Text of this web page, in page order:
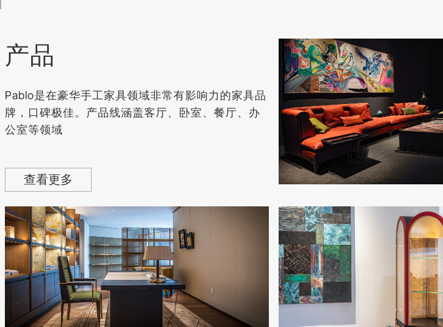
产品
Pablo是在豪华手工家具领域非常有影响力的家具品
牌，口碑极佳。产品线涵盖客厅、卧室、餐厅、办
公室等领域
查看更多